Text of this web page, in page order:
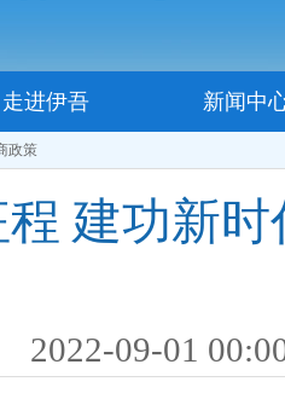
走进伊吾 新闻中
政策
程 建功新
2022-09-01